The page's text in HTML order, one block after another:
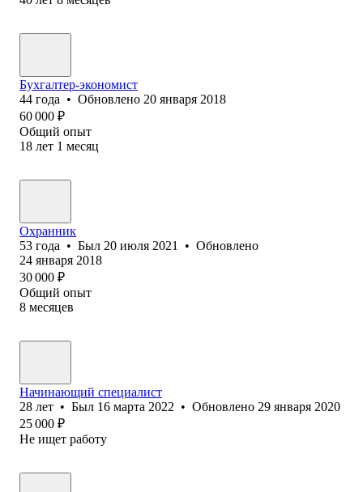
Бухгалтер-экономист
44 года • Обновлено 20 января 2018
60 000 ₽
Общий опыт
18 лет 1 месяц
Охранник
53 года • Был 20 июля 2021 • Обновлено
24 января 2018
30 000 ₽
Общий опыт
8 месяцев
Начинающий специалист
28 лет • Был 16 марта 2022 • Обновлено 29 января 2020
25 000 ₽
Не ищет работу